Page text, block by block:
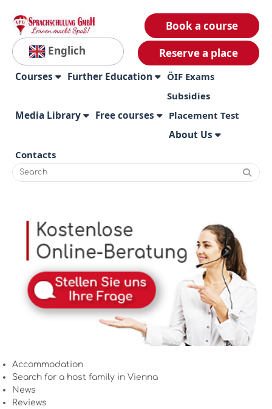
Englich
Book a course
Reserve a place
Courses Further Education
ÖIF Exams
Subsidies
Media Library Free courses Placement Test
About Us
Contacts
Accommodation
Search for a host family in Vienna
News
Reviews